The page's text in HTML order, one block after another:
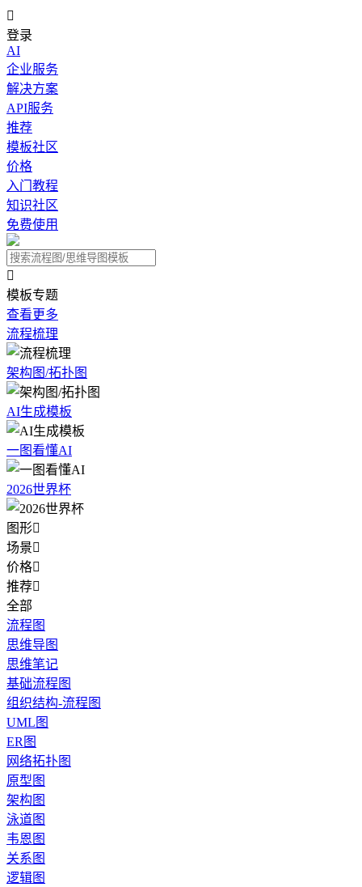

登录
AI
企业服务
解决方案
API服务
推荐
模板社区
价格
入门教程
知识社区
免费使用

模板专题
查看更多
流程梳理
架构图/拓扑图
AI生成模板
一图看懂AI
2026世界杯
图形
场景
价格
推荐
全部
流程图
思维导图
思维笔记
基础流程图
组织结构-流程图
UML图
ER图
网络拓扑图
原型图
架构图
泳道图
韦恩图
关系图
逻辑图